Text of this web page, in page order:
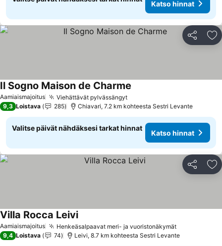
Katso hinnat
Jaa
Aamiaismajoitus Viehättävät pylvässängytKatso hinnat
Il Sogno Maison de Charme
9,3 Loistava 285 Chiavari, 7.2 km kohteesta Sestri Levante
Valitse päivät nähdäksesi tarkat hinnat
Katso hinnat
Jaa
Aamiaismajoitus Henkeäsalpaavat meri- ja vuoristonäkymätKatso hinnat
Villa Rocca LeiviKatso hinnat
9,4 Loistava 74 Leivi, 8.7 km kohteesta Sestri Levante